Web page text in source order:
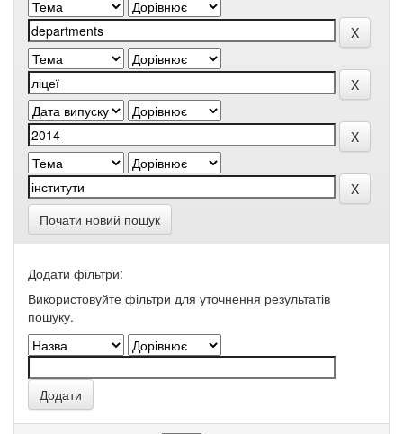
Почати новий пошук
Додати фільтри:
Використовуйте фільтри для уточнення результатів
пошуку.